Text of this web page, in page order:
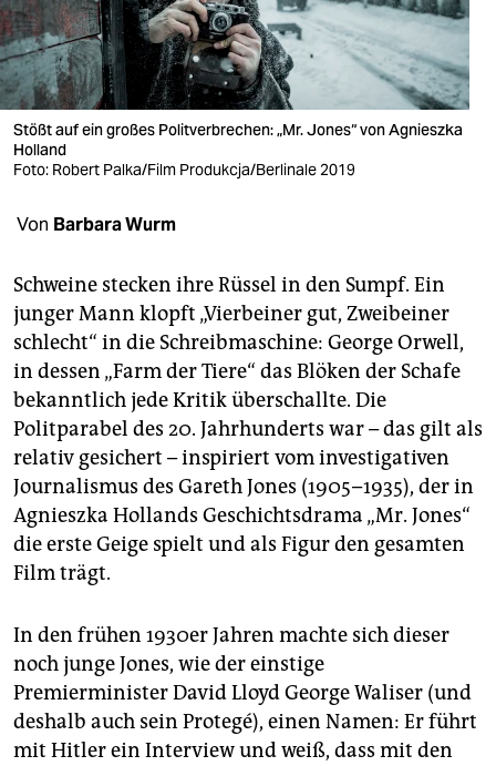
wahrheit
verlag
verlag
veranstaltungen
unterstützen
abo
genossenschaft
epaper login
Stößt auf ein großes Politverbrechen: „Mr. Jones“ von Agnieszka
Holland
Foto: Robert Palka/Film Produkcja/Berlinale 2019
Von Barbara Wurm
Schweine stecken ihre Rüssel in den Sumpf. Ein
junger Mann klopft „Vierbeiner gut, Zweibeiner
schlecht“ in die Schreibmaschine: George Orwell,
in dessen „Farm der Tiere“ das Blöken der Schafe
bekanntlich jede Kritik überschallte. Die
Politparabel des 20. Jahrhunderts war – das gilt als
relativ gesichert – inspiriert vom investigativen
Journalismus des Gareth Jones (1905–1935), der in
Agniesz­ka Hollands Geschichtsdrama „Mr. Jones“
die erste Geige spielt und als Figur den gesamten
Film trägt.
In den frühen 1930er Jahren machte sich dieser
noch junge Jones, wie der einstige
Premierminister David Lloyd George Waliser (und
deshalb auch sein Protegé), einen Namen: Er führt
mit Hitler ein Interview und weiß, dass mit den